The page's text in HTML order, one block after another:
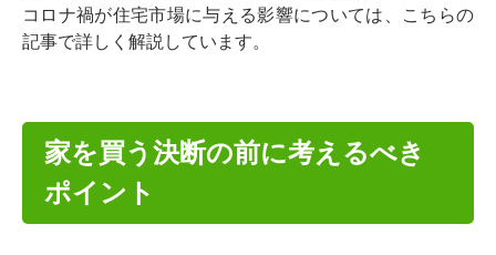
コロナ禍が住宅市場に与える影響については、こちらの
記事で詳しく解説しています。
家を買う決断の前に考えるべき
ポイント